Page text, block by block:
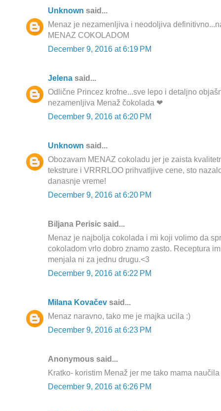
Unknown said...
Menaz je nezamenljiva i neodoljiva
MENAZ COKOLADOM
December 9, 2016 at 6:19 PM
Jelena said...
Odlične Princez krofne...sve lepo i detaljno
nezamenljiva Menaž čokolada ❤
December 9, 2016 at 6:20 PM
Unknown said...
Obozavam MENAZ cokoladu jer je zaista
tekstrure i VRRRLOO prihvatljive cene, sto
danasnje vreme!
December 9, 2016 at 6:20 PM
Biljana Perisic said...
Menaz je najbolja cokolada i mi koji volimo da
cokoladom vrlo dobro znamo zasto. Receptura
menjala ni za jednu drugu.<3
December 9, 2016 at 6:22 PM
Milana Kovačev said...
Menaz naravno, tako me je majka ucila :)
December 9, 2016 at 6:23 PM
Anonymous said...
Kratko- koristim Menaž jer me tako mama naučila
December 9, 2016 at 6:26 PM